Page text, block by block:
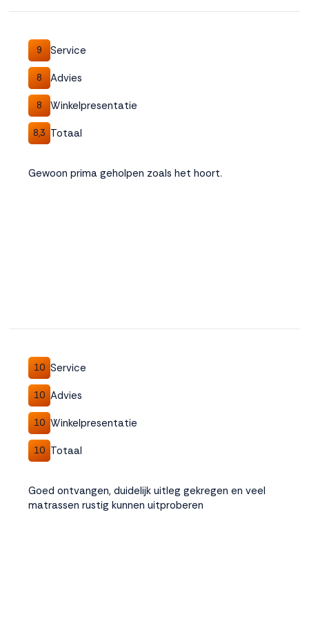
9 Service
8 Advies
8 Winkelpresentatie
8,3 Totaal
Gewoon prima geholpen zoals het hoort.
10 Service
10 Advies
10 Winkelpresentatie
10 Totaal
Goed ontvangen, duidelijk uitleg gekregen en veel
matrassen rustig kunnen uitproberen